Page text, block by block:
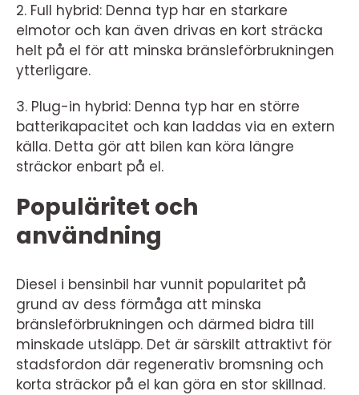
2. Full hybrid: Denna typ har en starkare
elmotor och kan även drivas en kort sträcka
helt på el för att minska bränsleförbrukningen
ytterligare.
3. Plug-in hybrid: Denna typ har en större
batterikapacitet och kan laddas via en extern
källa. Detta gör att bilen kan köra längre
sträckor enbart på el.
Populäritet och
användning
Diesel i bensinbil har vunnit popularitet på
grund av dess förmåga att minska
bränsleförbrukningen och därmed bidra till
minskade utsläpp. Det är särskilt attraktivt för
stadsfordon där regenerativ bromsning och
korta sträckor på el kan göra en stor skillnad.